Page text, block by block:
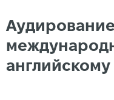
английскому